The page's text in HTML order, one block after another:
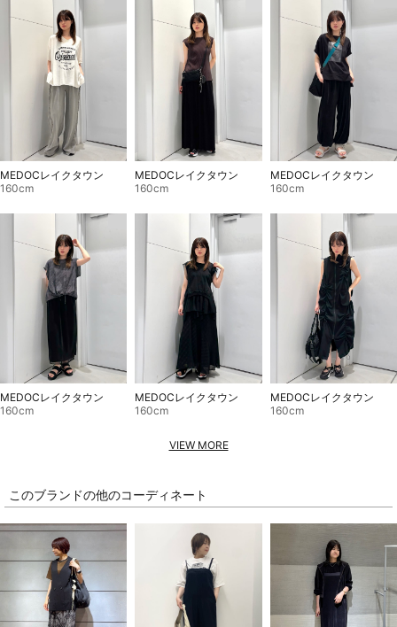
MEDOCレイクタウン
160cm
MEDOCレイクタウン
160cm
MEDOCレイクタウン
160cm
MEDOCレイクタウン
160cm
MEDOCレイクタウン
160cm
MEDOCレイクタウン
160cm
VIEW MORE
このブランドの他のコーディネート